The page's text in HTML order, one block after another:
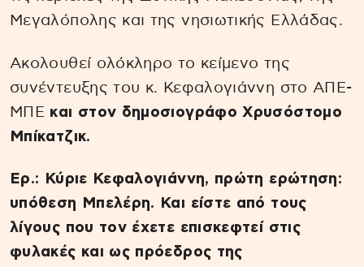
Μεγαλόπολης και της νησιωτικής Ελλάδας.
Ακολουθεί ολόκληρο το κείμενο της
συνέντευξης του κ. Κεφαλογιάννη στο ΑΠΕ-
ΜΠΕ και στον δημοσιογράφο Χρυσόστομο
Μπίκατζικ.
Ερ.: Κύριε Κεφαλογιάννη, πρώτη ερώτηση:
υπόθεση Μπελέρη. Και είστε από τους
λίγους που τον έχετε επισκεφτεί στις
φυλακές και ως πρόεδρος της